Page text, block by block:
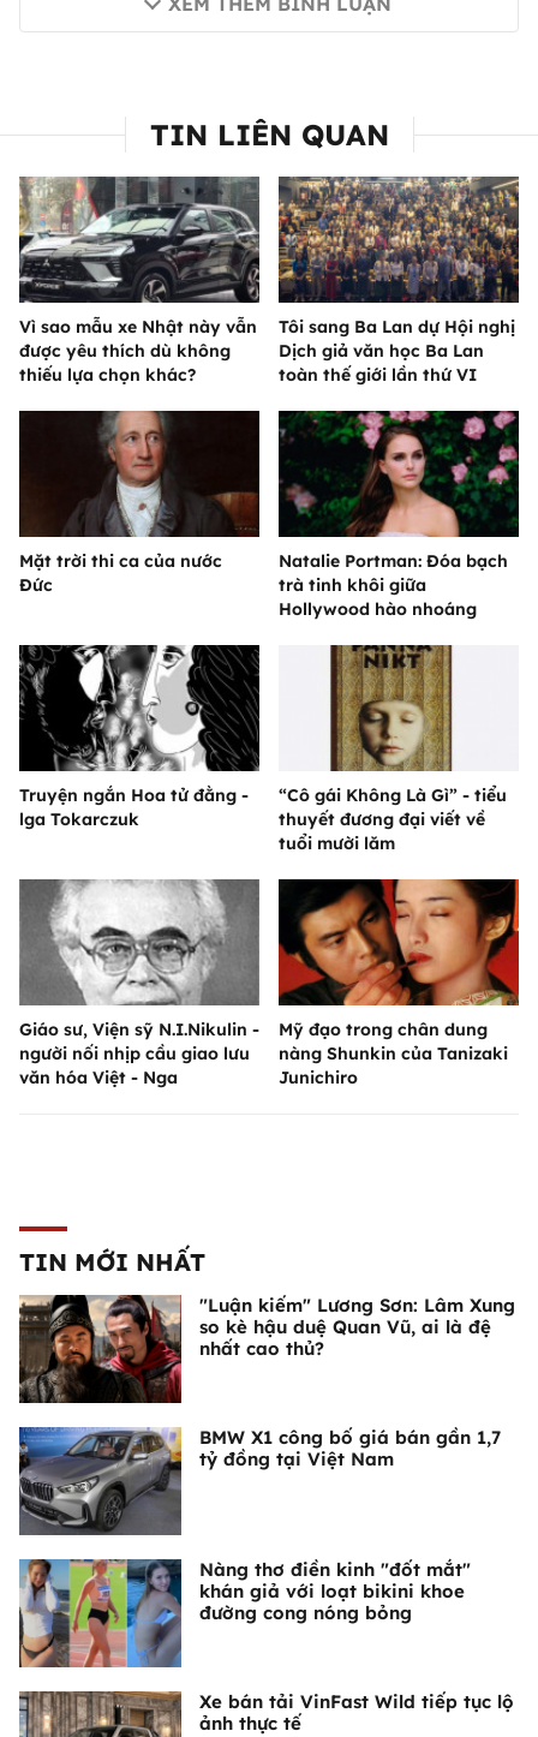
TIN LIÊN QUAN
Vì sao mẫu xe Nhật này vẫn
được yêu thích dù không
thiếu lựa chọn khác?
Tôi sang Ba Lan dự Hội nghị
Dịch giả văn học Ba Lan
toàn thế giới lần thứ VI
Mặt trời thi ca của nước
Đức
Natalie Portman: Đóa bạch
trà tinh khôi giữa
Hollywood hào nhoáng
Truyện ngắn Hoa tử đằng -
lga Tokarczuk
“Cô gái Không Là Gì” - tiểu
thuyết đương đại viết về
tuổi mười lăm
Giáo sư, Viện sỹ N.I.Nikulin -
người nối nhịp cầu giao lưu
văn hóa Việt - Nga
Mỹ đạo trong chân dung
nàng Shunkin của Tanizaki
Junichiro
TIN MỚI NHẤT
"Luận kiếm" Lương Sơn: Lâm Xung
so kè hậu duệ Quan Vũ, ai là đệ
nhất cao thủ?
BMW X1 công bố giá bán gần 1,7
tỷ đồng tại Việt Nam
Nàng thơ điền kinh "đốt mắt"
khán giả với loạt bikini khoe
đường cong nóng bỏng
Xe bán tải VinFast Wild tiếp tục lộ
ảnh thực tế